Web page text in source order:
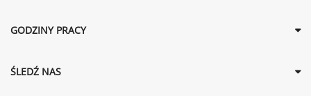
GODZINY PRACY
ŚLEDŹ NAS